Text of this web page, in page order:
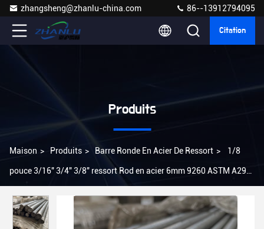
zhangsheng@zhanlu-china.com 86--13912794095
Citation
Produits
Maison > Produits > Barre Ronde En Acier De Ressort > 1/8
pouce 3/16" 3/4" 3/8" ressort Rod en acier 6mm 9260 ASTM A29